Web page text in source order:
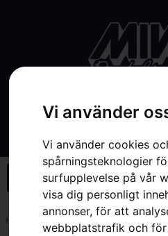
Vi använder
Vi använder cookies
spårningsteknologier
surfupplevelse på vår
visa dig personligt
annonser, för att
webbplatstrafik och
Hem 7393089112782